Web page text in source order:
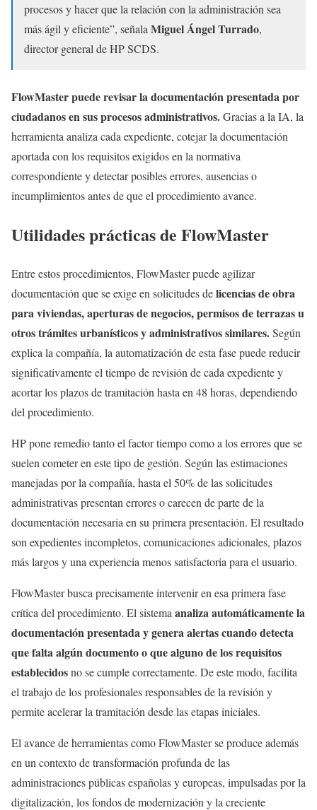
procesos y hacer que la relación con la administración sea
más ágil y eficiente”, señala Miguel Ángel Turrado,
director general de HP SCDS.
FlowMaster puede revisar la documentación presentada por
ciudadanos en sus procesos administrativos.Gracias a la IA, la
herramienta analiza cada expediente, cotejar la documentación
aportada con los requisitos exigidos en la normativa
correspondiente y detectar posibles errores, ausencias o
incumplimientos antes de que el procedimiento avance.
Utilidades prácticas de FlowMaster
Entre estos procedimientos, FlowMaster puede agilizar
documentación que se exige en solicitudes delicencias de obra
para viviendas, aperturas de negocios, permisos de terrazas u
otros trámites urbanísticos y administrativos similares.Según
explica la compañía, la automatización de esta fase puede reducir
significativamente el tiempo de revisión de cada expediente y
acortar los plazos de tramitación hasta en 48 horas, dependiendo
del procedimiento.
HP pone remedio tanto el factor tiempo como a los errores que se
suelen cometer en este tipo de gestión. Según las estimaciones
manejadas por la compañía, hasta el 50% de las solicitudes
administrativas presentan errores o carecen de parte de la
documentación necesaria en su primera presentación. El resultado
son expedientes incompletos, comunicaciones adicionales, plazos
más largos y una experiencia menos satisfactoria para el usuario.
FlowMaster busca precisamente intervenir en esa primera fase
crítica del procedimiento. El sistema analiza automáticamente la
documentación presentada y genera alertas cuando detecta
que falta algún documento o que alguno de los requisitos
establecidosno se cumple correctamente. De este modo, facilita
el trabajo de los profesionales responsables de la revisión y
permite acelerar la tramitación desde las etapas iniciales.
El avance de herramientas como FlowMaster se produce además
en un contexto de transformación profunda de las
administraciones públicas españolas y europeas, impulsadas por la
digitalización, los fondos de modernización y la creciente